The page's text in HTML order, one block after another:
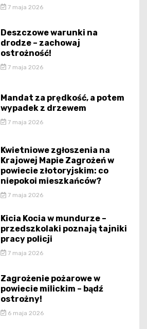
7 maja 2026
Deszczowe warunki na
drodze – zachowaj
ostrożność!
7 maja 2026
Mandat za prędkość, a potem
wypadek z drzewem
7 maja 2026
Kwietniowe zgłoszenia na
Krajowej Mapie Zagrożeń w
powiecie złotoryjskim: co
niepokoi mieszkańców?
7 maja 2026
Kicia Kocia w mundurze –
przedszkolaki poznają tajniki
pracy policji
7 maja 2026
Zagrożenie pożarowe w
powiecie milickim – bądź
ostrożny!
6 maja 2026